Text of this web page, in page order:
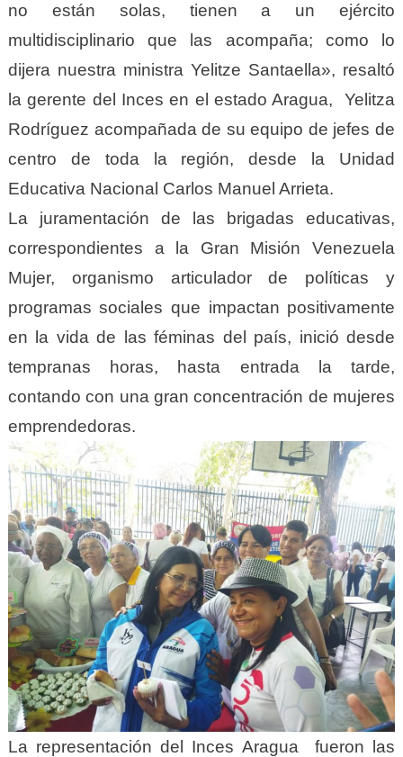
no están solas, tienen a un ejército
multidisciplinario que las acompaña; como lo
dijera nuestra ministra Yelitze Santaella», resaltó
la gerente del Inces en el estado Aragua, Yelitza
Rodríguez acompañada de su equipo de jefes de
centro de toda la región, desde la Unidad
Educativa Nacional Carlos Manuel Arrieta.
La juramentación de las brigadas educativas,
correspondientes a la Gran Misión Venezuela
Mujer, organismo articulador de políticas y
programas sociales que impactan positivamente
en la vida de las féminas del país, inició desde
tempranas horas, hasta entrada la tarde,
contando con una gran concentración de mujeres
emprendedoras.
La representación del Inces Aragua fueron las